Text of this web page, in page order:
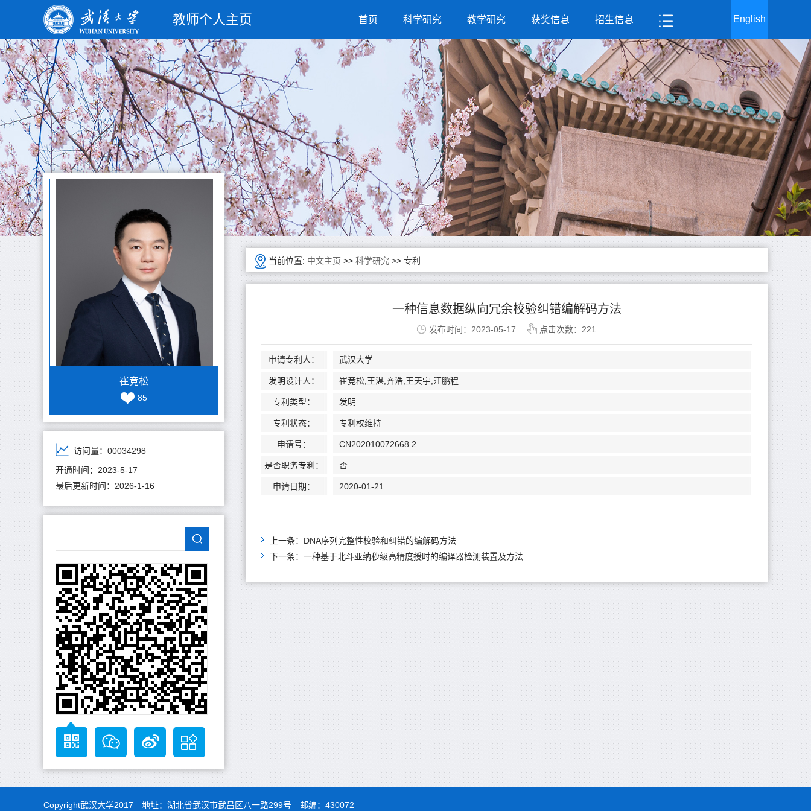
教师个人主页 首页 科学研究 教学研究 获奖信息 招生信息 English
崔竞松
85
访问量： 00034298
开通时间： 2023-5-17
最后更新时间： 2026-1-16
当前位置: 中文主页 >> 科学研究 >> 专利
一种信息数据纵向冗余校验纠错编解码方法
发布时间：2023-05-17 点击次数： 221
申请专利人： 武汉大学
发明设计人： 崔竞松,王湛,齐浩,王天宇,汪鹏程
专利类型： 发明
专利状态： 专利权维持
申请号： CN202010072668.2
是否职务专利： 否
申请日期： 2020-01-21
上一条： DNA序列完整性校验和纠错的编解码方法
下一条： 一种基于北斗亚纳秒级高精度授时的编译器检测装置及方法
Copyright武汉大学2017 地址：湖北省武汉市武昌区八一路299号 邮编：430072